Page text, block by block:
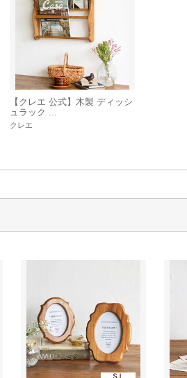
【クレエ 公式】木製 ディッシ
ュラック ...
クレエ